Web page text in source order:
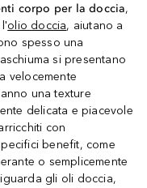
corpo per la doccia,
olio doccia, aiutano a
spesso una
si presentano
velocemente
una texture
delicata e piacevole
con
benefit, come
o semplicemente
gli oli doccia,